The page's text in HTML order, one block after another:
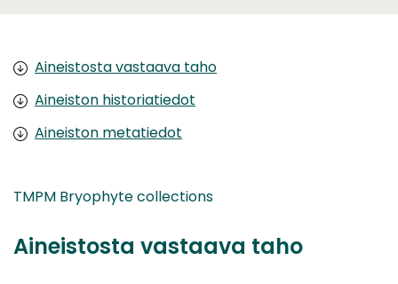
Aineistosta vastaava taho
Aineiston historiatiedot
Aineiston metatiedot
TMPM Bryophyte collections
Aineistosta vastaava taho